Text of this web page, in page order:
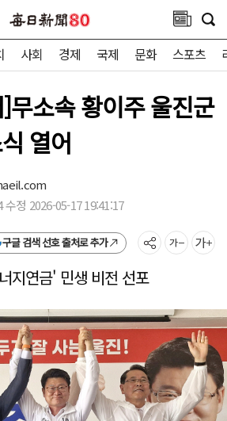
사회 경제 국제 문화 스포츠
무소속 황이주 울진군
열어
수정 2026-05-17 19:41:17
구글 검색 선호 출처로 추가
지연금' 민생 비전 선포